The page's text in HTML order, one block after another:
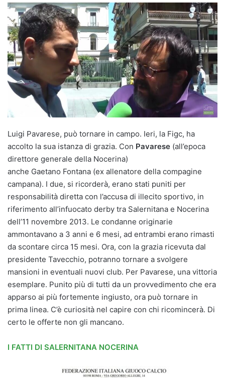
Luigi Pavarese, può tornare in campo. Ieri, la Figc, ha
accolto la sua istanza di grazia. Con Pavarese (all’epoca
direttore generale della Nocerina)
anche Gaetano Fontana (ex allenatore della compagine
campana). I due, si ricorderà, erano stati puniti per
responsabilità diretta con l’accusa di illecito sportivo, in
riferimento all’infuocato derby tra Salernitana e Nocerina
dell’11 novembre 2013. Le condanne originarie
ammontavano a 3 anni e 6 mesi, ad entrambi erano rimasti
da scontare circa 15 mesi. Ora, con la grazia ricevuta dal
presidente Tavecchio, potranno tornare a svolgere
mansioni in eventuali nuovi club. Per Pavarese, una vittoria
esemplare. Punito più di tutti da un provvedimento che era
apparso ai più fortemente ingiusto, ora può tornare in
prima linea. C’è curiosità nel capire con chi ricomincerà. Di
certo le offerte non gli mancano.
I FATTI DI SALERNITANA NOCERINA